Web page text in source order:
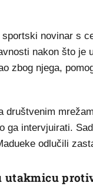
novinar s
nakon što je
zbog njega,
društvenim
ga intervjuirati.
odlučili
utakmicu